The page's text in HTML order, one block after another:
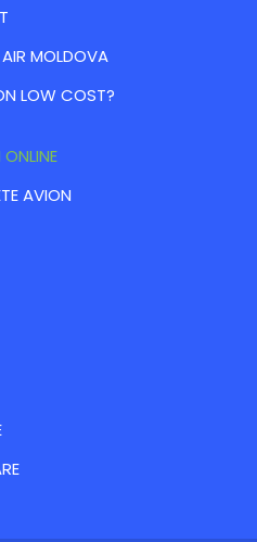
AIR MOLDOVA
LOW COST?
AVION